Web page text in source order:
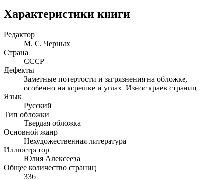
Характеристики книги
Редактор
М. С. Черных
Страна
СССР
Дефекты
Заметные потертости и загрязнения на обложке,
особенно на корешке и углах. Износ краев страниц.
Язык
Русский
Тип обложки
Твердая обложка
Основной жанр
Нехудожественная литература
Иллюстратор
Юлия Алексеева
Общее количество страниц
336